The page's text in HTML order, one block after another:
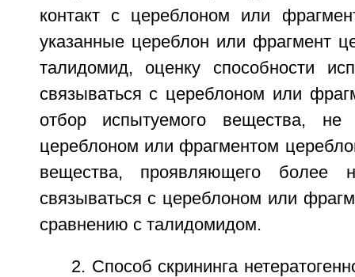
контакт с цереблоном или
указанные цереблон или фрагмент
талидомид, оценку способности
связываться с цереблоном или
отбор испытуемого вещества, не
цереблоном или фрагментом
вещества, проявляющего более
связываться с цереблоном или
сравнению с талидомидом.
2. Способ скрининга